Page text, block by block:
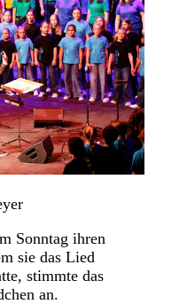
Sonntag ihren
sie das Lied
stimmte das
an.